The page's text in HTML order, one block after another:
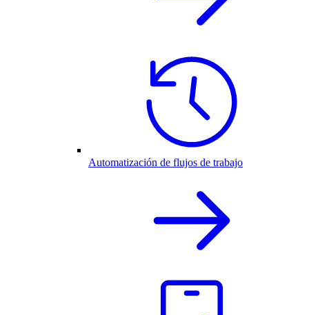
Automatización de flujos de trabajo